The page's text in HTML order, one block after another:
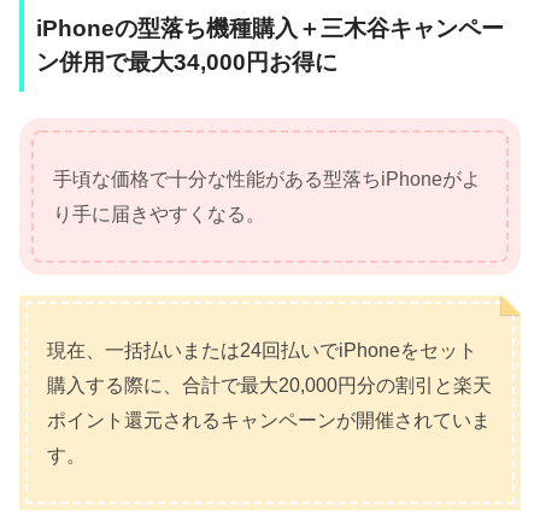
もしくは24回払いのご購入で
割引キャンペーン
iPhoneの型落ち機種購入＋三木谷キャンペー
ン併用で最大34,000円お得に
手頃な価格で十分な性能がある型落ちiPhoneがよ
り手に届きやすくなる。
現在、一括払いまたは24回払いでiPhoneをセット
購入する際に、合計で最大20,000円分の割引と楽天
ポイント還元されるキャンペーンが開催されていま
す。